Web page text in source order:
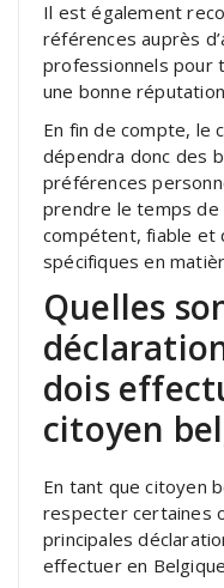
Il est également
références auprès
professionnels pour
une bonne
En fin de compte, le
dépendra donc des
préférences
prendre le temps
compétent, fiable et
spécifiques en
Quelles
dois
citoyen
En tant que citoyen
respecter certaines
principales
effectuer en